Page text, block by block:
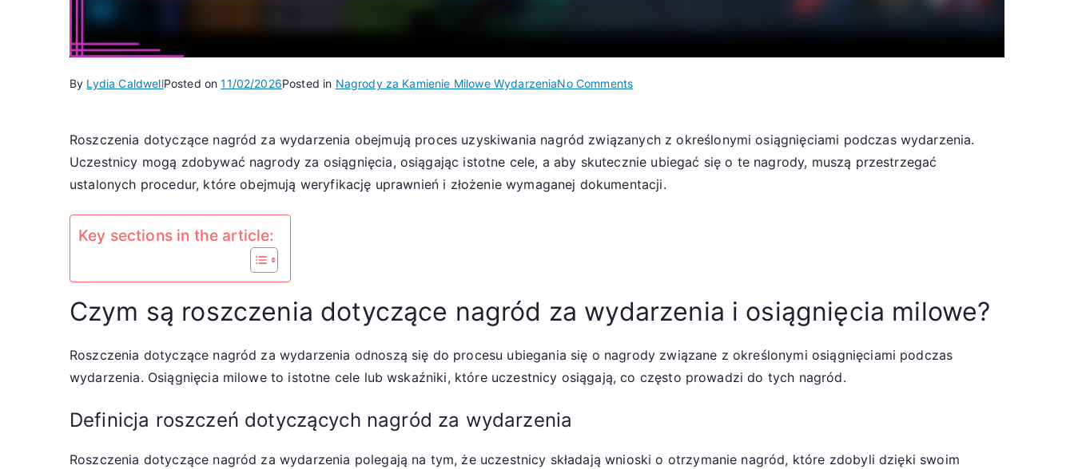
By Lydia CaldwellPosted on11/02/2026Posted in Nagrody za Kamienie Milowe WydarzeniaNo Commentson
nagrody
za
wydarzenia:
Odbieranie
nagród,
kamieni
milowych
Roszczenia dotyczące nagród za wydarzenia obejmują proces uzyskiwania nagród związanych z określonymi osiągnięciami podczas wydarzenia.
Uczestnicy mogą zdobywać nagrody za osiągnięcia, osiągając istotne cele, a aby skutecznie ubiegać się o te nagrody, muszą przestrzegać
ustalonych procedur, które obejmują weryfikację uprawnień i złożenie wymaganej dokumentacji.
Key sections in the article:
Czym są roszczenia dotyczące nagród za wydarzenia i osiągnięcia milowe?
Roszczenia dotyczące nagród za wydarzenia odnoszą się do procesu ubiegania się o nagrody związane z określonymi osiągnięciami podczas
wydarzenia. Osiągnięcia milowe to istotne cele lub wskaźniki, które uczestnicy osiągają, co często prowadzi do tych nagród.
Definicja roszczeń dotyczących nagród za wydarzenia
Roszczenia dotyczące nagród za wydarzenia polegają na tym, że uczestnicy składają wnioski o otrzymanie nagród, które zdobyli dzięki swoim